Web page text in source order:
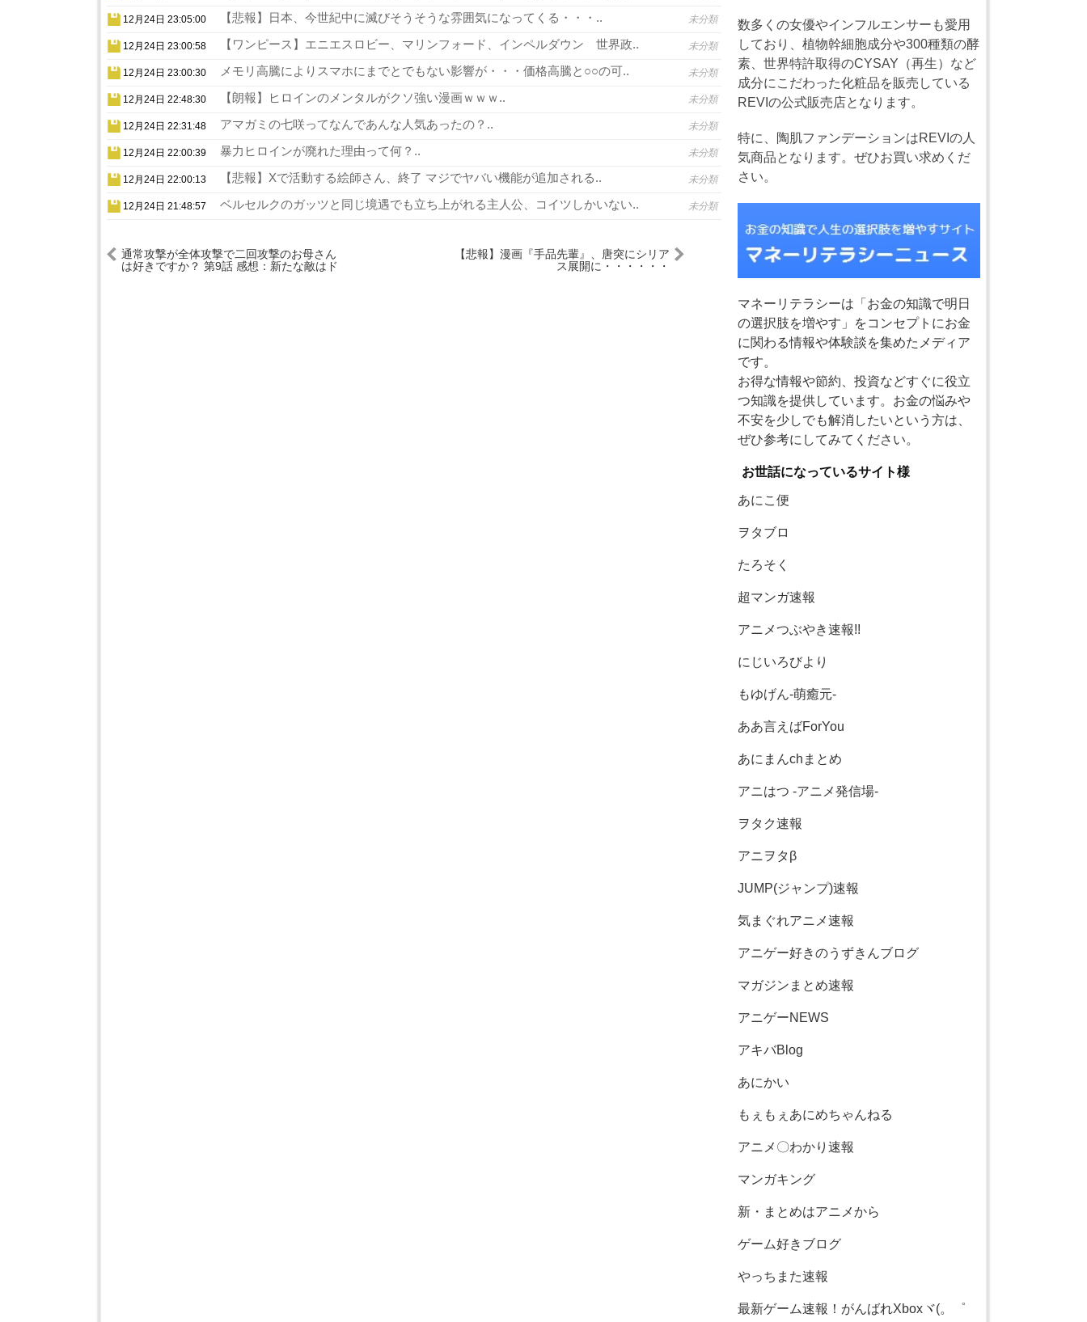
12月24日 23:05:00 【悲報】日本、今世紀中に滅びそうそうな雰囲気になってくる・・・.. 未分類
12月24日 23:00:58 【ワンピース】エニエスロビー、マリンフォード、インペルダウン 世界政.. 未分類
12月24日 23:00:30 メモリ高騰によりスマホにまでとでもない影響が・・・価格高騰と○○の可.. 未分類
12月24日 22:48:30 【朗報】ヒロインのメンタルがクソ強い漫画ｗｗｗ.. 未分類
12月24日 22:31:48 アマガミの七咲ってなんであんな人気あったの？.. 未分類
12月24日 22:00:39 暴力ヒロインが廃れた理由って何？.. 未分類
12月24日 22:00:13 【悲報】Xで活動する絵師さん、終了 マジでヤバい機能が追加される.. 未分類
12月24日 21:48:57 ベルセルクのガッツと同じ境遇でも立ち上がれる主人公、コイツしかいない.. 未分類
通常攻撃が全体攻撃で二回攻撃のお母さん
は好きですか？ 第9話 感想：新たな敵はド
【悲報】漫画『手品先輩』、唐突にシリア
ス展開に・・・・・・
数多くの女優やインフルエンサーも愛用
しており、植物幹細胞成分や300種類の酵
素、世界特許取得のCYSAY（再生）など
成分にこだわった化粧品を販売している
REVIの公式販売店となります。
特に、陶肌ファンデーションはREVIの人
気商品となります。ぜひお買い求めくだ
さい。
マネーリテラシーは「お金の知識で明日
の選択肢を増やす」をコンセプトにお金
に関わる情報や体験談を集めたメディア
です。
お得な情報や節約、投資などすぐに役立
つ知識を提供しています。お金の悩みや
不安を少しでも解消したいという方は、
ぜひ参考にしてみてください。
お世話になっているサイト様
あにこ便
ヲタブロ
たろそく
超マンガ速報
アニメつぶやき速報!!
にじいろびより
もゆげん-萌癒元-
ああ言えばForYou
あにまんchまとめ
アニはつ -アニメ発信場-
ヲタク速報
アニヲタβ
JUMP(ジャンプ)速報
気まぐれアニメ速報
アニゲー好きのうずきんブログ
マガジンまとめ速報
アニゲーNEWS
アキバBlog
あにかい
もぇもぇあにめちゃんねる
アニメ〇わかり速報
マンガキング
新・まとめはアニメから
ゲーム好きブログ
やっちまた速報
最新ゲーム速報！がんばれXboxヾ(。゜